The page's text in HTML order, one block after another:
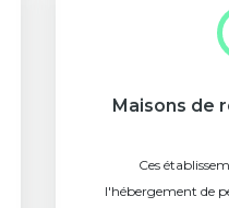
Maisons de
Ces
l'hébergement de